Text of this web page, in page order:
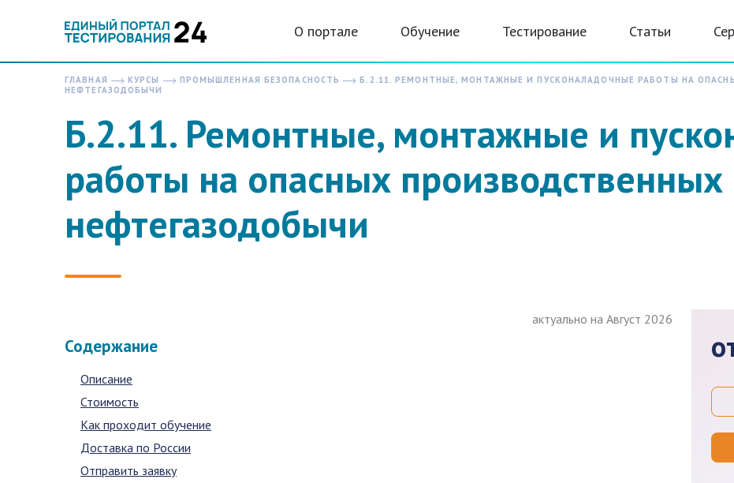
О портале Обучение Тестирование Статьи
ГЛАВНАЯ КУРСЫ ПРОМЫШЛЕННАЯ БЕЗОПАСНОСТЬ
Б.2.11. РЕМОНТНЫЕ, МОНТАЖНЫЕ И ПУСКОНАЛАДОЧНЫЕ РАБОТЫ НА
НЕФТЕГАЗОДОБЫЧИ
Б.2.11. Ремонтные, монтажные и
работы на опасных производственных
нефтегазодобычи
актуально на Август 2026
Содержание
Описание
Стоимость
Как проходит обучение
Доставка по России
Отправить заявку